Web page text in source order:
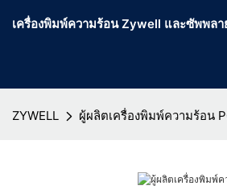
เครื่องพิมพ์ความร้อน Zywell และซัพพลา
ZYWELL ผู้ผลิตเครื่องพิมพ์ความร้อน